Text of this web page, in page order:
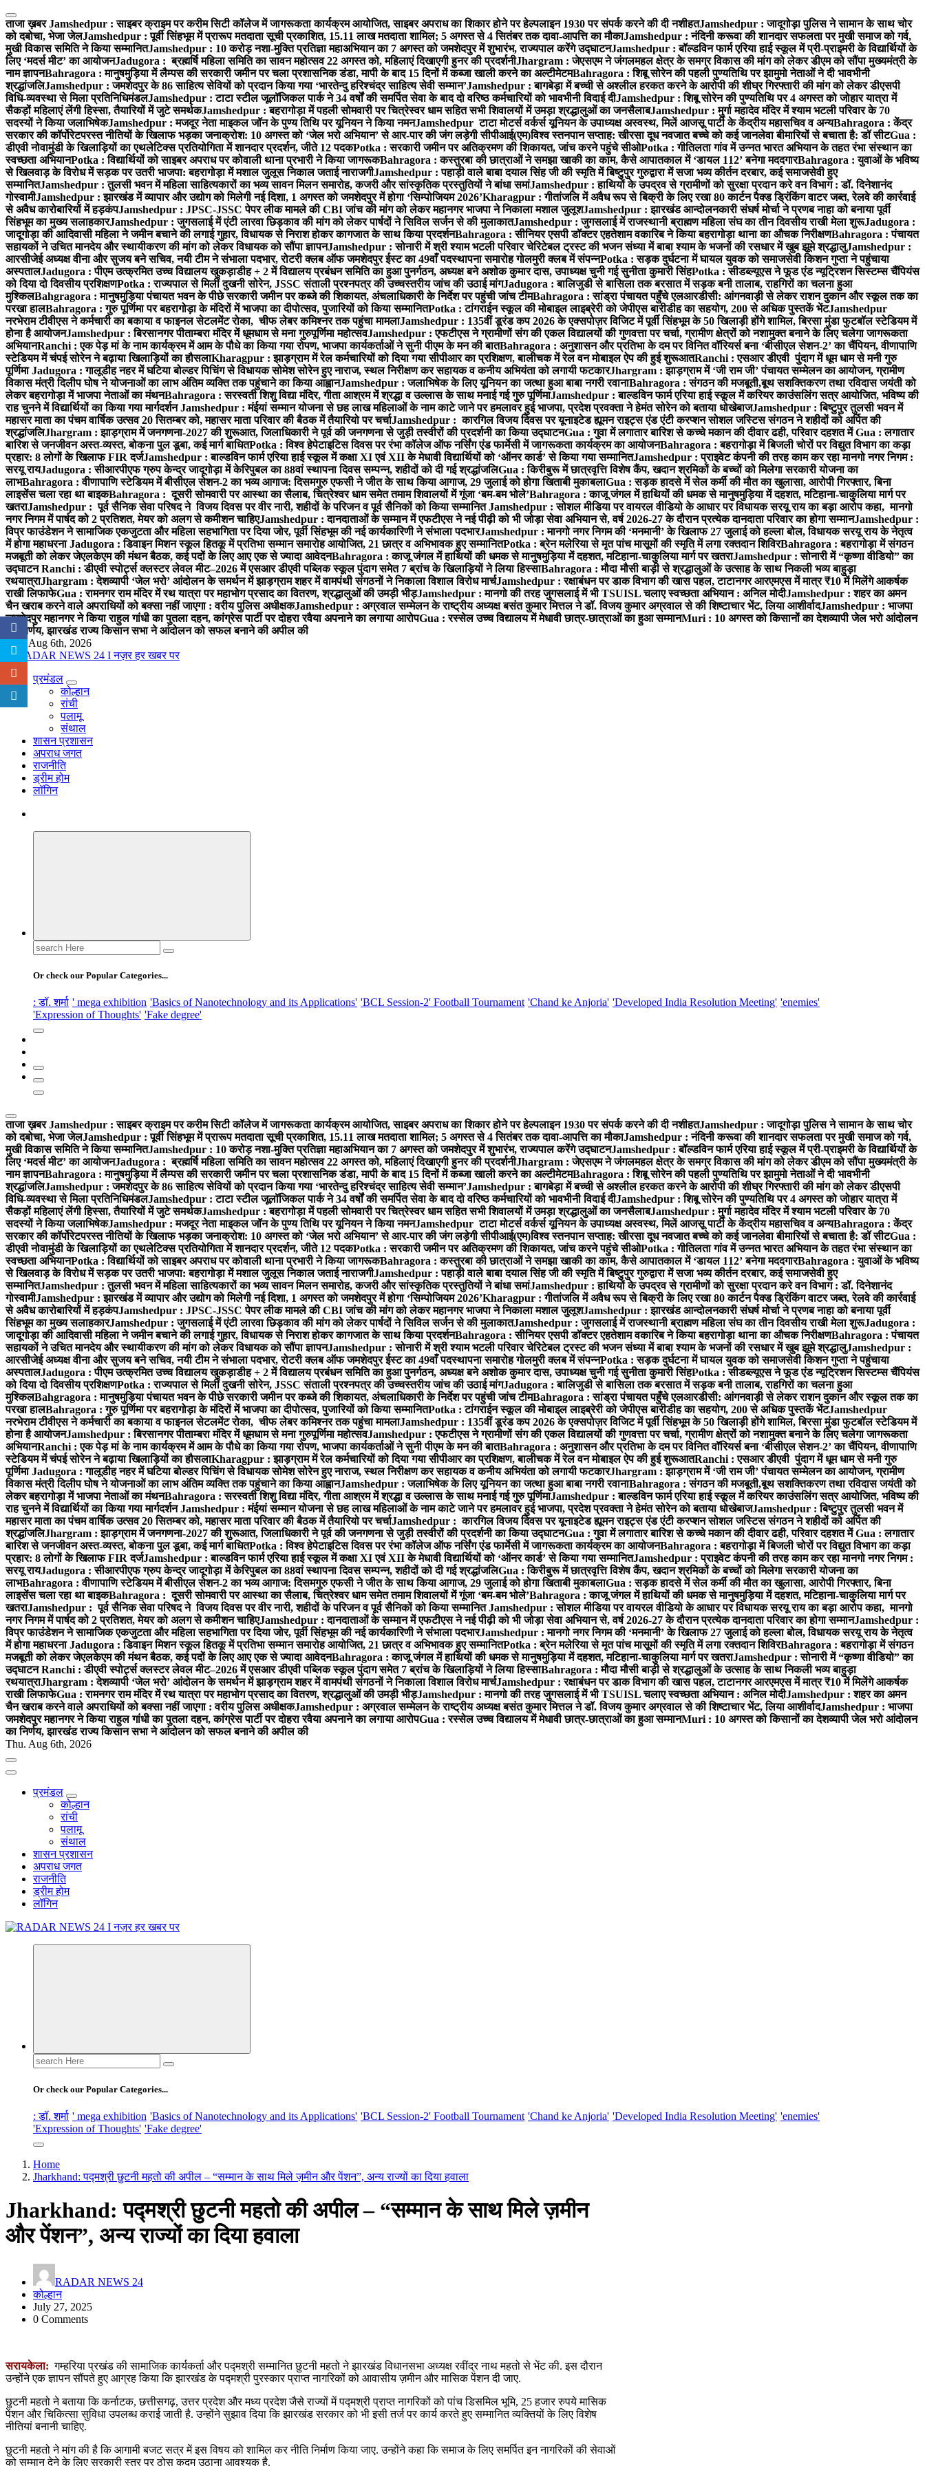
Skip
to
content
ताजा ख़बरJamshedpur : साइबर क्राइम पर करीम सिटी कॉलेज में जागरूकता कार्यक्रम आयोजित, साइबर अपराध का शिकार होने पर हेल्पलाइन 1930 पर संपर्क करने की दी नशीहतJamshedpur : जादूगोड़ा पुलिस ने सामान के साथ चोर
को दबोचा, भेजा जेलJamshedpur : पूर्वी सिंहभूम में प्रारूप मतदाता सूची प्रकाशित, 15.11 लाख मतदाता शामिल; 5 अगस्त से 4 सितंबर तक दावा-आपत्ति का मौकाJamshedpur : नंदिनी करूवा की शानदार सफलता पर मुखी समाज को गर्व,
मुखी विकास समिति ने किया सम्मानितJamshedpur : 10 करोड़ नशा-मुक्ति प्रतिज्ञा महाअभियान का 7 अगस्त को जमशेदपुर में शुभारंभ, राज्यपाल करेंगे उद्घाटनJamshedpur : बॉल्डविन फार्म एरिया हाई स्कूल में प्री-प्राइमरी के विद्यार्थियों के
लिए ‘मदर्स मीट’ का आयोजनJadugora : ब्रह्मर्षि महिला समिति का सावन महोत्सव 22 अगस्त को, महिलाएं दिखाएगी हुनर की प्रदर्शनीJhargram : जेएसएम ने जंगलमहल क्षेत्र के समग्र विकास की मांग को लेकर डीएम को सौंपा मुख्यमंत्री के
नाम ज्ञापनBahragora : मानुषमुड़िया में लैम्पस की सरकारी जमीन पर चला प्रशासनिक डंडा, मापी के बाद 15 दिनों में कब्जा खाली करने का अल्टीमेटमBahragora : शिबू सोरेन की पहली पुण्यतिथि पर झामुमो नेताओं ने दी भावभीनी
श्रद्धांजलिJamshedpur : जमशेदपुर के 86 साहित्य सेवियों को प्रदान किया गया ‘भारतेन्दु हरिश्चंद्र साहित्य सेवी सम्मान’Jamshedpur : बागबेड़ा में बच्ची से अश्लील हरकत करने के आरोपी की शीघ्र गिरफ्तारी की मांग को लेकर डीएसपी
विधि-व्यवस्था से मिला प्रतिनिधिमंडलJamshedpur : टाटा स्टील जूलॉजिकल पार्क ने 34 वर्षों की समर्पित सेवा के बाद दो वरिष्ठ कर्मचारियों को भावभीनी विदाई दीJamshedpur : शिबू सोरेन की पुण्यतिथि पर 4 अगस्त को जोहार यात्रा में
सैकड़ों महिलाएं लेंगी हिस्सा, तैयारियों में जुटे समर्थकJamshedpur : बहरागोड़ा में पहली सोमवारी पर चित्रेस्वर धाम सहित सभी शिवालयों में उमड़ा श्रद्धालुओं का जनसैलाबJamshedpur : मुर्गा महादेव मंदिर में श्याम भटली परिवार के 70
सदस्यों ने किया जलाभिषेकJamshedpur : मजदूर नेता माइकल जॉन के पुण्य तिथि पर यूनियन ने किया नमनJamshedpur टाटा मोटर्स वर्कर्स यूनियन के उपाध्यक्ष अस्वस्थ, मिलें आजसू पार्टी के केंद्रीय महासचिव व अन्यBahragora : केंद्र
सरकार की कॉर्पोरेटपरस्त नीतियों के खिलाफ भड़का जनाक्रोश: 10 अगस्त को ‘जेल भरो अभियान’ से आर-पार की जंग लड़ेगी सीपीआई(एम)विश्व स्तनपान सप्ताह: खीरसा दूध नवजात बच्चे को कई जानलेवा बीमारियों से बचाता है: डॉ सीटGua :
डीएवी नोवामुंडी के खिलाड़ियों का एथलेटिक्स प्रतियोगिता में शानदार प्रदर्शन, जीते 12 पदकPotka : सरकारी जमीन पर अतिक्रमण की शिकायत, जांच करने पहुंचे सीओPotka : गीतिलता गांव में उन्नत भारत अभियान के तहत रंभा संस्थान का
स्वच्छता अभियानPotka : विद्यार्थियों को साइबर अपराध पर कोवाली थाना प्रभारी ने किया जागरूकBahragora : कस्तुरबा की छात्राओं ने समझा खाकी का काम, कैसे आपातकाल में ‘डायल 112’ बनेगा मददगारBahragora : युवाओं के भविष्य
से खिलवाड़ के विरोध में सड़क पर उतरी भाजपा: बहरागोड़ा में मशाल जुलूस निकाल जताई नाराजगीJamshedpur : पहाड़ी वाले बाबा दयाल सिंह जी की स्मृति में बिष्टुपुर गुरुद्वारा में सजा भव्य कीर्तन दरबार, कई समाजसेवी हुए
सम्मानितJamshedpur : तुलसी भवन में महिला साहित्यकारों का भव्य सावन मिलन समारोह, कजरी और सांस्कृतिक प्रस्तुतियों ने बांधा समांJamshedpur : हाथियों के उपद्रव से ग्रामीणों को सुरक्षा प्रदान करे वन विभाग : डॉ. दिनेशानंद
गोस्वामीJamshedpur : झारखंड में व्यापार और उद्योग को मिलेगी नई दिशा, 1 अगस्त को जमशेदपुर में होगा ‘सिम्पोजियम 2026’Kharagpur : गीतांजलि में अवैध रूप से बिक्री के लिए रखा 80 कार्टन पैक्ड ड्रिंकिंग वाटर जब्त, रेलवे की कार्रवाई
से अवैध कारोबारियों में हड़कंपJamshedpur : JPSC-JSSC पेपर लीक मामले की CBI जांच की मांग को लेकर महानगर भाजपा ने निकाला मशाल जुलूशJamshedpur : झारखंड आन्दोलनकारी संघर्ष मोर्चा ने प्रणब नाहा को बनाया पूर्वी
सिंहभूम का मुख्य सलाहकारJamshedpur : जुगसलाई में एंटी लारवा छिड़काव की मांग को लेकर पार्षदों ने सिविल सर्जन से की मुलाकातJamshedpur : जुगसलाई में राजस्थानी ब्राह्मण महिला संघ का तीन दिवसीय राखी मेला शुरूJadugora :
जादूगोड़ा की आदिवासी महिला ने जमीन बचाने की लगाई गुहार, विधायक से निराश होकर कागजात के साथ किया प्रदर्शनBahragora : सीनियर एसपी डॉक्टर एहतेशाम वकारिब ने किया बहरागोड़ा थाना का औचक निरीक्षणBahragora : पंचायत
सहायकों ने उचित मानदेय और स्थायीकरण की मांग को लेकर विधायक को सौंपा ज्ञापनJamshedpur : सोनारी में श्री श्याम भटली परिवार चेरिटेबल ट्रस्ट की भजन संध्या में बाबा श्याम के भजनों की रसधार में खुब झूमे श्रद्धालुJamshedpur :
आरसीजेई अध्यक्ष वीना और सुजय बने सचिव, नयी टीम ने संभाला पदभार, रोटरी क्लब ऑफ जमशेदपुर ईस्ट का 49वाँ पदस्थापना समारोह गोलमुरी क्लब में संपन्नPotka : सड़क दुर्घटना में घायल युवक को समाजसेवी किशन गुप्ता ने पहुंचाया
अस्पतालJadugora : पीएम उत्क्रमित उच्च विद्यालय खुकड़ाडीह + 2 में विद्यालय प्रबंधन समिति का हुआ पुनर्गठन, अध्यक्ष बने अशोक कुमार दास, उपाध्यक्ष चुनी गई सुनीता कुमारी सिंहPotka : सीडब्ल्यूएस ने फूड एंड न्यूट्रिशन सिस्टम्स चैंपियंस
को दिया दो दिवसीय प्रशिक्षणPotka : राज्यपाल से मिलीं दुखनी सोरेन, JSSC संताली प्रश्नपत्र की उच्चस्तरीय जांच की उठाई मांगJadugora : बालिजुडी से बासिला तक बरसात में सड़क बनी तालाब, राहगिरों का चलना हुआ
मुश्किलBahgragora : मानुषमुड़िया पंचायत भवन के पीछे सरकारी जमीन पर कब्जे की शिकायत, अंचलाधिकारी के निर्देश पर पहुंची जांच टीमBahragora : सांड्रा पंचायत पहुँचे एलआरडीसी: आंगनवाड़ी से लेकर राशन दुकान और स्कूल तक का
परखा हालBahragora : गुरु पूर्णिमा पर बहरागोड़ा के मंदिरों में भाजपा का दीपोत्सव, पुजारियों को किया सम्मानितPotka : टांगराईन स्कूल की मोबाइल लाइब्रेरी को जेपीएस बारीडीह का सहयोग, 200 से अधिक पुस्तकें भेंटJamshedpur
नरभेराम टीवीएस ने कर्मचारी का बकाया व फाइनल सेटलमेंट रोका, चीफ लेबर कमिश्नर तक पहुंचा मामलाJamshedpur : 135वीं डूरंड कप 2026 के एक्सपोज़र विजिट में पूर्वी सिंहभूम के 50 खिलाड़ी होंगे शामिल, बिरसा मुंडा फुटबॉल स्टेडियम में
होना है आयोजनJamshedpur : बिरसानगर पीताम्बरा मंदिर में धूमधाम से मना गुरुपूर्णिमा महोत्सवJamshedpur : एफटीएस ने ग्रामीणों संग की एकल विद्यालयों की गुणवत्ता पर चर्चा, ग्रामीण क्षेत्रों को नशामुक्त बनाने के लिए चलेगा जागरूकता
अभियानRanchi : एक पेड़ मां के नाम कार्यक्रम में आम के पौधे का किया गया रोपण, भाजपा कार्यकर्ताओं ने सुनी पीएम के मन की बातBahragora : अनुशासन और प्रतिभा के दम पर विनित वॉरियर्स बना ‘बीसीएल सेशन-2’ का चैंपियन, वीणापाणि
स्टेडियम में चंपई सोरेन ने बढ़ाया खिलाड़ियों का हौसलाKharagpur : झाड़ग्राम में रेल कर्मचारियों को दिया गया सीपीआर का प्रशिक्षण, बालीचक में रेल वन मोबाइल ऐप की हुई शुरूआतRanchi : एसआर डीएवी पुंदाग में धूम धाम से मनी गुरु
पूर्णिमाJadugora : गालूडीह नहर में घटिया बोल्डर पिचिंग से विधायक सोमेश सोरेन हुए नाराज, स्थल निरीक्षण कर सहायक व कनीय अभियंता को लगायी फटकारJhargram : झाड़ग्राम में ‘जी राम जी’ पंचायत सम्मेलन का आयोजन, ग्रामीण
विकास मंत्री दिलीप घोष ने योजनाओं का लाभ अंतिम व्यक्ति तक पहुंचाने का किया आह्वानJamshedpur : जलाभिषेक के लिए यूनियन का जत्था हुआ बाबा नगरी रवानाBahragora : संगठन की मजबूती,बूथ सशक्तिकरण तथा रविदास जयंती को
लेकर बहरागोड़ा में भाजपा नेताओं का मंथनBahragora : सरस्वती शिशु विद्या मंदिर, गीता आश्रम में श्रद्धा व उल्लास के साथ मनाई गई गुरु पूर्णिमाJamshedpur : बाल्डविन फार्म एरिया हाई स्कूल में करियर काउंसलिंग सत्र आयोजित, भविष्य की
राह चुनने में विद्यार्थियों का किया गया मार्गदर्शनJamshedpur : मंईयां सम्मान योजना से छह लाख महिलाओं के नाम काटे जाने पर हमलावर हुई भाजपा, प्रदेश प्रवक्ता ने हेमंत सोरेन को बताया धोखेबाजJamshedpur : बिष्टुपुर तुलसी भवन में
महासर माता का पंचम वार्षिक उत्सव 20 सितम्बर को, महासर माता परिवार की बैठक में तैयारियो पर चर्चाJamshedpur : कारगिल विजय दिवस पर यूनाइटेड ह्यूमन राइट्स एंड एंटी करप्शन सोशल जस्टिस संगठन ने शहीदों को अर्पित की
श्रद्धांजलिJhargram : झाड़ग्राम में जनगणना-2027 की शुरूआत, जिलाधिकारी ने पूर्व की जनगणना से जुड़ी तस्वीरों की प्रदर्शनी का किया उद्घाटनGua : गुवा में लगातार बारिश से कच्चे मकान की दीवार ढही, परिवार दहशत मेंGua : लगातार
बारिश से जनजीवन अस्त-व्यस्त, बोकना पुल डूबा, कई मार्ग बाधितPotka : विश्व हेपेटाइटिस दिवस पर रंभा कॉलेज ऑफ नर्सिंग एंड फार्मेसी में जागरूकता कार्यक्रम का आयोजनBahragora : बहरागोड़ा में बिजली चोरों पर विद्युत विभाग का कड़ा
प्रहार: 8 लोगों के खिलाफ FIR दर्जJamshedpur : बाल्डविन फार्म एरिया हाई स्कूल में कक्षा XI एवं XII के मेधावी विद्यार्थियों को ‘ऑनर कार्ड’ से किया गया सम्मानितJamshedpur : प्राइवेट कंपनी की तरह काम कर रहा मानगो नगर निगम :
सरयू रायJadugora : सीआरपीएफ ग्रुप केन्द्र जादूगोड़ा में केरिपुबल का 88वां स्थापना दिवस सम्पन्न, शहीदों को दी गई श्रद्धांजलिGua : किरीबुरू में छात्रवृत्ति विशेष कैंप, खदान श्रमिकों के बच्चों को मिलेगा सरकारी योजना का
लाभBahragora : वीणापाणि स्टेडियम में बीसीएल सेशन-2 का भव्य आगाज: दिसमगुरु एफसी ने जीत के साथ किया आगाज, 29 जुलाई को होगा खिताबी मुकाबलाGua : सड़क हादसे में सेल कर्मी की मौत का खुलासा, आरोपी गिरफ्तार, बिना
लाइसेंस चला रहा था बाइकBahragora : दूसरी सोमवारी पर आस्था का सैलाब, चित्रेश्वर धाम समेत तमाम शिवालयों में गूंजा ‘बम-बम भोले’Bahragora : काजू जंगल में हाथियों की धमक से मानुषमुड़िया में दहशत, मटिहाना-चाकुलिया मार्ग पर
खतराJamshedpur : पूर्व सैनिक सेवा परिषद ने विजय दिवस पर वीर नारी, शहीदों के परिजन व पूर्व सैनिकों को किया सम्मानितJamshedpur : सोशल मीडिया पर वायरल वीडियो के आधार पर विधायक सरयू राय का बड़ा आरोप कहा, मानगो
नगर निगम में पार्षद को 2 प्रतिशत, मेयर को अलग से कमीशन चाहिएJamshedpur : दानदाताओं के सम्मान में एफटीएस ने नई पीढ़ी को भी जोड़ा सेवा अभियान से, वर्ष 2026-27 के दौरान प्रत्येक दानदाता परिवार का होगा सम्मानJamshedpur :
विप्र फाउंडेशन ने सामाजिक एकजुटता और महिला सहभागिता पर दिया जोर, पूर्वी सिंहभूम की नई कार्यकारिणी ने संभाला पदभारJamshedpur : मानगो नगर निगम की ‘मनमानी’ के खिलाफ 27 जुलाई को हल्ला बोल, विधायक सरयू राय के नेतृत्व
में होगा महाधरनाJadugora : डिवाइन मिशन स्कूल हितकू में प्रतिभा सम्मान समारोह आयोजित, 21 छात्र व अभिभावक हुए सम्मानितPotka : ब्रेन मलेरिया से मृत पांच मासूमों की स्मृति में लगा रक्तदान शिविरBahragora : बहरागोड़ा में संगठन
मजबूती को लेकर जेएलकेएम की मंथन बैठक, कई पदों के लिए आए एक से ज्यादा आवेदनBahragora : काजू जंगल में हाथियों की धमक से मानुषमुड़िया में दहशत, मटिहाना-चाकुलिया मार्ग पर खतराJamshedpur : सोनारी में “कृष्णा वीडियो” का
उद्घाटनRanchi : डीएवी स्पोर्ट्स क्लस्टर लेवल मीट–2026 में एसआर डीएवी पब्लिक स्कूल पुंदाग समेत 7 ब्रांच के खिलाड़ियों ने लिया हिस्साBahragora : मौदा मौसी बाड़ी से श्रद्धालुओं के उत्साह के साथ निकली भव्य बाहुड़ा
रथयात्राJhargram : देशव्यापी ‘जेल भरो’ आंदोलन के समर्थन में झाड़ग्राम शहर में वामपंथी संगठनों ने निकाला विशाल विरोध मार्चJamshedpur : रक्षाबंधन पर डाक विभाग की खास पहल, टाटानगर आरएमएस में मात्र ₹10 में मिलेंगे आकर्षक
राखी लिफाफेGua : रामनगर राम मंदिर में रथ यात्रा पर महाभोग प्रसाद का वितरण, श्रद्धालुओं की उमड़ी भीड़Jamshedpur : मानगो की तरह जुगसलाई में भी TSUISL चलाए स्वच्छता अभियान : अनिल मोदीJamshedpur : शहर का अमन
चैन खराब करने वाले अपराधियों को बक्सा नहीं जाएगा : वरीय पुलिस अधीक्षकJamshedpur : अग्रवाल सम्मेलन के राष्ट्रीय अध्यक्ष बसंत कुमार मित्तल ने डॉ. विजय कुमार अग्रवाल से की शिष्टाचार भेंट, लिया आशीर्वादJamshedpur : भाजपा
जमशेदपुर महानगर ने किया राहुल गांधी का पुतला दहन, कांग्रेस पार्टी पर दोहरा रवैया अपनाने का लगाया आरोपGua : रस्सेल उच्च विद्यालय में मेधावी छात्र-छात्राओं का हुआ सम्मानMuri : 10 अगस्त को किसानों का देशव्यापी जेल भरो आंदोलन
का निर्णय, झारखंड राज्य किसान सभा ने आंदोलन को सफल बनाने की अपील की
Thu. Aug 6th, 2026
नज़र हर खबर पर
प्रमंडल
कोल्हान
रांची
पलामू
संथाल
शासन प्रशासन
अपराध जगत
राजनीति
ड्रीम होम
लॉगिन
Search
for:
Or check our Popular Categories...
: डॉ. शर्मा ' mega exhibition 'Basics of Nanotechnology and its Applications' 'BCL Session-2' Football Tournament 'Chand ke Anjoria' 'Developed India Resolution Meeting' 'enemies'
'Expression of Thoughts' 'Fake degree'
ताजा ख़बरJamshedpur : साइबर क्राइम पर करीम सिटी कॉलेज में जागरूकता कार्यक्रम आयोजित, साइबर अपराध का शिकार होने पर हेल्पलाइन 1930 पर संपर्क करने की दी नशीहतJamshedpur : जादूगोड़ा पुलिस ने सामान के साथ चोर
को दबोचा, भेजा जेलJamshedpur : पूर्वी सिंहभूम में प्रारूप मतदाता सूची प्रकाशित, 15.11 लाख मतदाता शामिल; 5 अगस्त से 4 सितंबर तक दावा-आपत्ति का मौकाJamshedpur : नंदिनी करूवा की शानदार सफलता पर मुखी समाज को गर्व,
मुखी विकास समिति ने किया सम्मानितJamshedpur : 10 करोड़ नशा-मुक्ति प्रतिज्ञा महाअभियान का 7 अगस्त को जमशेदपुर में शुभारंभ, राज्यपाल करेंगे उद्घाटनJamshedpur : बॉल्डविन फार्म एरिया हाई स्कूल में प्री-प्राइमरी के विद्यार्थियों के
लिए ‘मदर्स मीट’ का आयोजनJadugora : ब्रह्मर्षि महिला समिति का सावन महोत्सव 22 अगस्त को, महिलाएं दिखाएगी हुनर की प्रदर्शनीJhargram : जेएसएम ने जंगलमहल क्षेत्र के समग्र विकास की मांग को लेकर डीएम को सौंपा मुख्यमंत्री के
नाम ज्ञापनBahragora : मानुषमुड़िया में लैम्पस की सरकारी जमीन पर चला प्रशासनिक डंडा, मापी के बाद 15 दिनों में कब्जा खाली करने का अल्टीमेटमBahragora : शिबू सोरेन की पहली पुण्यतिथि पर झामुमो नेताओं ने दी भावभीनी
श्रद्धांजलिJamshedpur : जमशेदपुर के 86 साहित्य सेवियों को प्रदान किया गया ‘भारतेन्दु हरिश्चंद्र साहित्य सेवी सम्मान’Jamshedpur : बागबेड़ा में बच्ची से अश्लील हरकत करने के आरोपी की शीघ्र गिरफ्तारी की मांग को लेकर डीएसपी
विधि-व्यवस्था से मिला प्रतिनिधिमंडलJamshedpur : टाटा स्टील जूलॉजिकल पार्क ने 34 वर्षों की समर्पित सेवा के बाद दो वरिष्ठ कर्मचारियों को भावभीनी विदाई दीJamshedpur : शिबू सोरेन की पुण्यतिथि पर 4 अगस्त को जोहार यात्रा में
सैकड़ों महिलाएं लेंगी हिस्सा, तैयारियों में जुटे समर्थकJamshedpur : बहरागोड़ा में पहली सोमवारी पर चित्रेस्वर धाम सहित सभी शिवालयों में उमड़ा श्रद्धालुओं का जनसैलाबJamshedpur : मुर्गा महादेव मंदिर में श्याम भटली परिवार के 70
सदस्यों ने किया जलाभिषेकJamshedpur : मजदूर नेता माइकल जॉन के पुण्य तिथि पर यूनियन ने किया नमनJamshedpur टाटा मोटर्स वर्कर्स यूनियन के उपाध्यक्ष अस्वस्थ, मिलें आजसू पार्टी के केंद्रीय महासचिव व अन्यBahragora : केंद्र
सरकार की कॉर्पोरेटपरस्त नीतियों के खिलाफ भड़का जनाक्रोश: 10 अगस्त को ‘जेल भरो अभियान’ से आर-पार की जंग लड़ेगी सीपीआई(एम)विश्व स्तनपान सप्ताह: खीरसा दूध नवजात बच्चे को कई जानलेवा बीमारियों से बचाता है: डॉ सीटGua :
डीएवी नोवामुंडी के खिलाड़ियों का एथलेटिक्स प्रतियोगिता में शानदार प्रदर्शन, जीते 12 पदकPotka : सरकारी जमीन पर अतिक्रमण की शिकायत, जांच करने पहुंचे सीओPotka : गीतिलता गांव में उन्नत भारत अभियान के तहत रंभा संस्थान का
स्वच्छता अभियानPotka : विद्यार्थियों को साइबर अपराध पर कोवाली थाना प्रभारी ने किया जागरूकBahragora : कस्तुरबा की छात्राओं ने समझा खाकी का काम, कैसे आपातकाल में ‘डायल 112’ बनेगा मददगारBahragora : युवाओं के भविष्य
से खिलवाड़ के विरोध में सड़क पर उतरी भाजपा: बहरागोड़ा में मशाल जुलूस निकाल जताई नाराजगीJamshedpur : पहाड़ी वाले बाबा दयाल सिंह जी की स्मृति में बिष्टुपुर गुरुद्वारा में सजा भव्य कीर्तन दरबार, कई समाजसेवी हुए
सम्मानितJamshedpur : तुलसी भवन में महिला साहित्यकारों का भव्य सावन मिलन समारोह, कजरी और सांस्कृतिक प्रस्तुतियों ने बांधा समांJamshedpur : हाथियों के उपद्रव से ग्रामीणों को सुरक्षा प्रदान करे वन विभाग : डॉ. दिनेशानंद
गोस्वामीJamshedpur : झारखंड में व्यापार और उद्योग को मिलेगी नई दिशा, 1 अगस्त को जमशेदपुर में होगा ‘सिम्पोजियम 2026’Kharagpur : गीतांजलि में अवैध रूप से बिक्री के लिए रखा 80 कार्टन पैक्ड ड्रिंकिंग वाटर जब्त, रेलवे की कार्रवाई
से अवैध कारोबारियों में हड़कंपJamshedpur : JPSC-JSSC पेपर लीक मामले की CBI जांच की मांग को लेकर महानगर भाजपा ने निकाला मशाल जुलूशJamshedpur : झारखंड आन्दोलनकारी संघर्ष मोर्चा ने प्रणब नाहा को बनाया पूर्वी
सिंहभूम का मुख्य सलाहकारJamshedpur : जुगसलाई में एंटी लारवा छिड़काव की मांग को लेकर पार्षदों ने सिविल सर्जन से की मुलाकातJamshedpur : जुगसलाई में राजस्थानी ब्राह्मण महिला संघ का तीन दिवसीय राखी मेला शुरूJadugora :
जादूगोड़ा की आदिवासी महिला ने जमीन बचाने की लगाई गुहार, विधायक से निराश होकर कागजात के साथ किया प्रदर्शनBahragora : सीनियर एसपी डॉक्टर एहतेशाम वकारिब ने किया बहरागोड़ा थाना का औचक निरीक्षणBahragora : पंचायत
सहायकों ने उचित मानदेय और स्थायीकरण की मांग को लेकर विधायक को सौंपा ज्ञापनJamshedpur : सोनारी में श्री श्याम भटली परिवार चेरिटेबल ट्रस्ट की भजन संध्या में बाबा श्याम के भजनों की रसधार में खुब झूमे श्रद्धालुJamshedpur :
आरसीजेई अध्यक्ष वीना और सुजय बने सचिव, नयी टीम ने संभाला पदभार, रोटरी क्लब ऑफ जमशेदपुर ईस्ट का 49वाँ पदस्थापना समारोह गोलमुरी क्लब में संपन्नPotka : सड़क दुर्घटना में घायल युवक को समाजसेवी किशन गुप्ता ने पहुंचाया
अस्पतालJadugora : पीएम उत्क्रमित उच्च विद्यालय खुकड़ाडीह + 2 में विद्यालय प्रबंधन समिति का हुआ पुनर्गठन, अध्यक्ष बने अशोक कुमार दास, उपाध्यक्ष चुनी गई सुनीता कुमारी सिंहPotka : सीडब्ल्यूएस ने फूड एंड न्यूट्रिशन सिस्टम्स चैंपियंस
को दिया दो दिवसीय प्रशिक्षणPotka : राज्यपाल से मिलीं दुखनी सोरेन, JSSC संताली प्रश्नपत्र की उच्चस्तरीय जांच की उठाई मांगJadugora : बालिजुडी से बासिला तक बरसात में सड़क बनी तालाब, राहगिरों का चलना हुआ
मुश्किलBahgragora : मानुषमुड़िया पंचायत भवन के पीछे सरकारी जमीन पर कब्जे की शिकायत, अंचलाधिकारी के निर्देश पर पहुंची जांच टीमBahragora : सांड्रा पंचायत पहुँचे एलआरडीसी: आंगनवाड़ी से लेकर राशन दुकान और स्कूल तक का
परखा हालBahragora : गुरु पूर्णिमा पर बहरागोड़ा के मंदिरों में भाजपा का दीपोत्सव, पुजारियों को किया सम्मानितPotka : टांगराईन स्कूल की मोबाइल लाइब्रेरी को जेपीएस बारीडीह का सहयोग, 200 से अधिक पुस्तकें भेंटJamshedpur
नरभेराम टीवीएस ने कर्मचारी का बकाया व फाइनल सेटलमेंट रोका, चीफ लेबर कमिश्नर तक पहुंचा मामलाJamshedpur : 135वीं डूरंड कप 2026 के एक्सपोज़र विजिट में पूर्वी सिंहभूम के 50 खिलाड़ी होंगे शामिल, बिरसा मुंडा फुटबॉल स्टेडियम में
होना है आयोजनJamshedpur : बिरसानगर पीताम्बरा मंदिर में धूमधाम से मना गुरुपूर्णिमा महोत्सवJamshedpur : एफटीएस ने ग्रामीणों संग की एकल विद्यालयों की गुणवत्ता पर चर्चा, ग्रामीण क्षेत्रों को नशामुक्त बनाने के लिए चलेगा जागरूकता
अभियानRanchi : एक पेड़ मां के नाम कार्यक्रम में आम के पौधे का किया गया रोपण, भाजपा कार्यकर्ताओं ने सुनी पीएम के मन की बातBahragora : अनुशासन और प्रतिभा के दम पर विनित वॉरियर्स बना ‘बीसीएल सेशन-2’ का चैंपियन, वीणापाणि
स्टेडियम में चंपई सोरेन ने बढ़ाया खिलाड़ियों का हौसलाKharagpur : झाड़ग्राम में रेल कर्मचारियों को दिया गया सीपीआर का प्रशिक्षण, बालीचक में रेल वन मोबाइल ऐप की हुई शुरूआतRanchi : एसआर डीएवी पुंदाग में धूम धाम से मनी गुरु
पूर्णिमाJadugora : गालूडीह नहर में घटिया बोल्डर पिचिंग से विधायक सोमेश सोरेन हुए नाराज, स्थल निरीक्षण कर सहायक व कनीय अभियंता को लगायी फटकारJhargram : झाड़ग्राम में ‘जी राम जी’ पंचायत सम्मेलन का आयोजन, ग्रामीण
विकास मंत्री दिलीप घोष ने योजनाओं का लाभ अंतिम व्यक्ति तक पहुंचाने का किया आह्वानJamshedpur : जलाभिषेक के लिए यूनियन का जत्था हुआ बाबा नगरी रवानाBahragora : संगठन की मजबूती,बूथ सशक्तिकरण तथा रविदास जयंती को
लेकर बहरागोड़ा में भाजपा नेताओं का मंथनBahragora : सरस्वती शिशु विद्या मंदिर, गीता आश्रम में श्रद्धा व उल्लास के साथ मनाई गई गुरु पूर्णिमाJamshedpur : बाल्डविन फार्म एरिया हाई स्कूल में करियर काउंसलिंग सत्र आयोजित, भविष्य की
राह चुनने में विद्यार्थियों का किया गया मार्गदर्शनJamshedpur : मंईयां सम्मान योजना से छह लाख महिलाओं के नाम काटे जाने पर हमलावर हुई भाजपा, प्रदेश प्रवक्ता ने हेमंत सोरेन को बताया धोखेबाजJamshedpur : बिष्टुपुर तुलसी भवन में
महासर माता का पंचम वार्षिक उत्सव 20 सितम्बर को, महासर माता परिवार की बैठक में तैयारियो पर चर्चाJamshedpur : कारगिल विजय दिवस पर यूनाइटेड ह्यूमन राइट्स एंड एंटी करप्शन सोशल जस्टिस संगठन ने शहीदों को अर्पित की
श्रद्धांजलिJhargram : झाड़ग्राम में जनगणना-2027 की शुरूआत, जिलाधिकारी ने पूर्व की जनगणना से जुड़ी तस्वीरों की प्रदर्शनी का किया उद्घाटनGua : गुवा में लगातार बारिश से कच्चे मकान की दीवार ढही, परिवार दहशत मेंGua : लगातार
बारिश से जनजीवन अस्त-व्यस्त, बोकना पुल डूबा, कई मार्ग बाधितPotka : विश्व हेपेटाइटिस दिवस पर रंभा कॉलेज ऑफ नर्सिंग एंड फार्मेसी में जागरूकता कार्यक्रम का आयोजनBahragora : बहरागोड़ा में बिजली चोरों पर विद्युत विभाग का कड़ा
प्रहार: 8 लोगों के खिलाफ FIR दर्जJamshedpur : बाल्डविन फार्म एरिया हाई स्कूल में कक्षा XI एवं XII के मेधावी विद्यार्थियों को ‘ऑनर कार्ड’ से किया गया सम्मानितJamshedpur : प्राइवेट कंपनी की तरह काम कर रहा मानगो नगर निगम :
सरयू रायJadugora : सीआरपीएफ ग्रुप केन्द्र जादूगोड़ा में केरिपुबल का 88वां स्थापना दिवस सम्पन्न, शहीदों को दी गई श्रद्धांजलिGua : किरीबुरू में छात्रवृत्ति विशेष कैंप, खदान श्रमिकों के बच्चों को मिलेगा सरकारी योजना का
लाभBahragora : वीणापाणि स्टेडियम में बीसीएल सेशन-2 का भव्य आगाज: दिसमगुरु एफसी ने जीत के साथ किया आगाज, 29 जुलाई को होगा खिताबी मुकाबलाGua : सड़क हादसे में सेल कर्मी की मौत का खुलासा, आरोपी गिरफ्तार, बिना
लाइसेंस चला रहा था बाइकBahragora : दूसरी सोमवारी पर आस्था का सैलाब, चित्रेश्वर धाम समेत तमाम शिवालयों में गूंजा ‘बम-बम भोले’Bahragora : काजू जंगल में हाथियों की धमक से मानुषमुड़िया में दहशत, मटिहाना-चाकुलिया मार्ग पर
खतराJamshedpur : पूर्व सैनिक सेवा परिषद ने विजय दिवस पर वीर नारी, शहीदों के परिजन व पूर्व सैनिकों को किया सम्मानितJamshedpur : सोशल मीडिया पर वायरल वीडियो के आधार पर विधायक सरयू राय का बड़ा आरोप कहा, मानगो
नगर निगम में पार्षद को 2 प्रतिशत, मेयर को अलग से कमीशन चाहिएJamshedpur : दानदाताओं के सम्मान में एफटीएस ने नई पीढ़ी को भी जोड़ा सेवा अभियान से, वर्ष 2026-27 के दौरान प्रत्येक दानदाता परिवार का होगा सम्मानJamshedpur :
विप्र फाउंडेशन ने सामाजिक एकजुटता और महिला सहभागिता पर दिया जोर, पूर्वी सिंहभूम की नई कार्यकारिणी ने संभाला पदभारJamshedpur : मानगो नगर निगम की ‘मनमानी’ के खिलाफ 27 जुलाई को हल्ला बोल, विधायक सरयू राय के नेतृत्व
में होगा महाधरनाJadugora : डिवाइन मिशन स्कूल हितकू में प्रतिभा सम्मान समारोह आयोजित, 21 छात्र व अभिभावक हुए सम्मानितPotka : ब्रेन मलेरिया से मृत पांच मासूमों की स्मृति में लगा रक्तदान शिविरBahragora : बहरागोड़ा में संगठन
मजबूती को लेकर जेएलकेएम की मंथन बैठक, कई पदों के लिए आए एक से ज्यादा आवेदनBahragora : काजू जंगल में हाथियों की धमक से मानुषमुड़िया में दहशत, मटिहाना-चाकुलिया मार्ग पर खतराJamshedpur : सोनारी में “कृष्णा वीडियो” का
उद्घाटनRanchi : डीएवी स्पोर्ट्स क्लस्टर लेवल मीट–2026 में एसआर डीएवी पब्लिक स्कूल पुंदाग समेत 7 ब्रांच के खिलाड़ियों ने लिया हिस्साBahragora : मौदा मौसी बाड़ी से श्रद्धालुओं के उत्साह के साथ निकली भव्य बाहुड़ा
रथयात्राJhargram : देशव्यापी ‘जेल भरो’ आंदोलन के समर्थन में झाड़ग्राम शहर में वामपंथी संगठनों ने निकाला विशाल विरोध मार्चJamshedpur : रक्षाबंधन पर डाक विभाग की खास पहल, टाटानगर आरएमएस में मात्र ₹10 में मिलेंगे आकर्षक
राखी लिफाफेGua : रामनगर राम मंदिर में रथ यात्रा पर महाभोग प्रसाद का वितरण, श्रद्धालुओं की उमड़ी भीड़Jamshedpur : मानगो की तरह जुगसलाई में भी TSUISL चलाए स्वच्छता अभियान : अनिल मोदीJamshedpur : शहर का अमन
चैन खराब करने वाले अपराधियों को बक्सा नहीं जाएगा : वरीय पुलिस अधीक्षकJamshedpur : अग्रवाल सम्मेलन के राष्ट्रीय अध्यक्ष बसंत कुमार मित्तल ने डॉ. विजय कुमार अग्रवाल से की शिष्टाचार भेंट, लिया आशीर्वादJamshedpur : भाजपा
जमशेदपुर महानगर ने किया राहुल गांधी का पुतला दहन, कांग्रेस पार्टी पर दोहरा रवैया अपनाने का लगाया आरोपGua : रस्सेल उच्च विद्यालय में मेधावी छात्र-छात्राओं का हुआ सम्मानMuri : 10 अगस्त को किसानों का देशव्यापी जेल भरो आंदोलन
का निर्णय, झारखंड राज्य किसान सभा ने आंदोलन को सफल बनाने की अपील की
Thu. Aug 6th, 2026
प्रमंडल
कोल्हान
रांची
पलामू
संथाल
शासन प्रशासन
अपराध जगत
राजनीति
ड्रीम होम
लॉगिन
Search
for:
Or check our Popular Categories...
: डॉ. शर्मा ' mega exhibition 'Basics of Nanotechnology and its Applications' 'BCL Session-2' Football Tournament 'Chand ke Anjoria' 'Developed India Resolution Meeting' 'enemies'
'Expression of Thoughts' 'Fake degree'
Home
Jharkhand: पद्मश्री छुटनी महतो की अपील – “सम्मान के साथ मिले ज़मीन और पेंशन”, अन्य राज्यों का दिया हवाला
Jharkhand: पद्मश्री छुटनी महतो की अपील – “सम्मान के साथ मिले ज़मीन
और पेंशन”, अन्य राज्यों का दिया हवाला
RADAR NEWS 24
कोल्हान
July 27, 2025
0 Comments
सरायकेला: गम्हरिया प्रखंड की सामाजिक कार्यकर्ता और पद्मश्री सम्मानित छुटनी महतो ने झारखंड विधानसभा अध्यक्ष रवींद्र नाथ महतो से भेंट की. इस दौरान
उन्होंने एक ज्ञापन सौंपते हुए आग्रह किया कि झारखंड के पद्मश्री पुरस्कार प्राप्त नागरिकों को आवासीय ज़मीन और मासिक पेंशन दी जाए.
छुटनी महतो ने बताया कि कर्नाटक, छत्तीसगढ़, उत्तर प्रदेश और मध्य प्रदेश जैसे राज्यों में पद्मश्री प्राप्त नागरिकों को पांच डिसमिल भूमि, 25 हजार रुपये मासिक
पेंशन और चिकित्सा सुविधा उपलब्ध कराई जाती है. उन्होंने सुझाव दिया कि झारखंड सरकार को भी इसी तर्ज पर कार्य करते हुए सम्मानित व्यक्तियों के लिए विशेष
नीतियां बनानी चाहिए.
छुटनी महतो ने मांग की है कि आगामी बजट सत्र में इस विषय को शामिल कर नीति निर्माण किया जाए. उन्होंने कहा कि समाज के लिए समर्पित इन नागरिकों की सेवाओं
को सम्मान देने के लिए सरकारी स्तर पर ठोस कदम उठाना आवश्यक है.